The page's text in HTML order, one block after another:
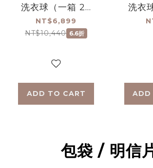
洗衣球（一箱 24
入）絕版品 售完不
補
NT$6,899
NT$10,440 6.6折
ADD TO CART
洗衣
一）
ADD
包袋 / 明信